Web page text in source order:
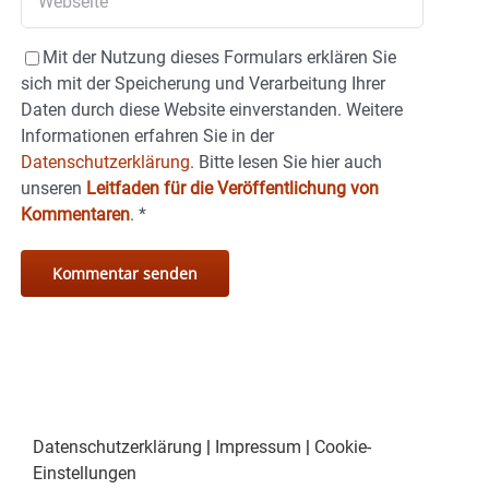
Mit der Nutzung dieses Formulars erklären Sie
sich mit der Speicherung und Verarbeitung Ihrer
Daten durch diese Website einverstanden. Weitere
Informationen erfahren Sie in der
Datenschutzerklärung. Bitte lesen Sie hier auch
unseren Leitfaden für die Veröffentlichung von
Kommentaren. *
Datenschutzerklärung Impressum
Cookie-
Einstellungen